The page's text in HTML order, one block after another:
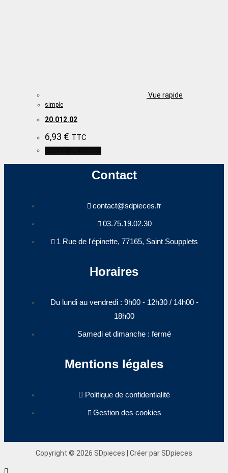
Vue rapide
simple
20.012.02
6,93 € TTC
Contact
contact@sdpieces.fr
03.75.19.02.30
1 Rue de l'épinette, 77165, Saint Soupplets
Horaires
Du lundi au vendredi : 9h00 - 12h30 / 14h00 -
18h00​
Samedi et dimanche : fermé
Mentions légales
Politique de confidentialité
Gestion des cookies
Copyright © 2026 SDpieces | Créer par SDpieces